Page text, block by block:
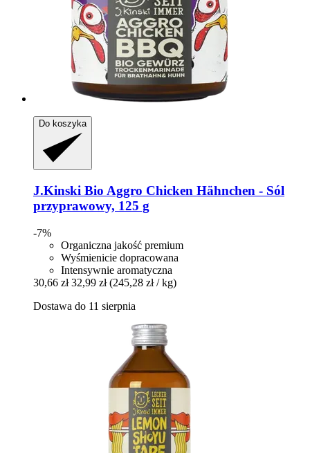
Do koszyka
J.Kinski Bio Aggro Chicken Hähnchen -​ Sól
przyprawowy, 125 g
-7%
Organiczna jakość premium
Wyśmienicie dopracowana
Intensywnie aromatyczna
30,66 zł 32,99 zł (245,28 zł / kg)
Dostawa do 11 sierpnia